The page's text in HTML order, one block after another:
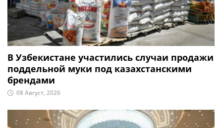
В Узбекистане участились случаи продажи
поддельной муки под казахстанскими
брендами
08 Август, 2026